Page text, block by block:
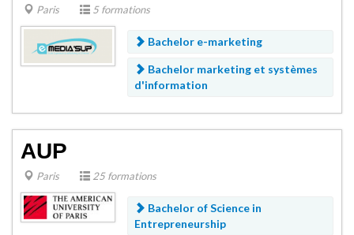
Paris 5 formations
Bachelor e-marketing
Bachelor marketing et systèmes
d'information
AUP
Paris 25 formations
Bachelor of Science in
Entrepreneurship